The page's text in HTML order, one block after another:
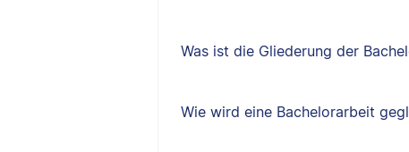
Was ist die Gliederung der
Wie wird eine Bachelorarbeit